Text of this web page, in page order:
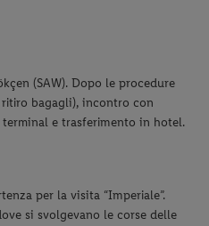
(SAW). Dopo le procedure
bagagli), incontro con
terminal e trasferimento in hotel.
per la visita “Imperiale”.
si svolgevano le corse delle